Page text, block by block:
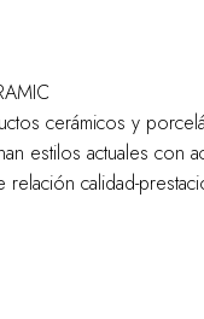
cerámicos y
estilos actuales con
calidad-